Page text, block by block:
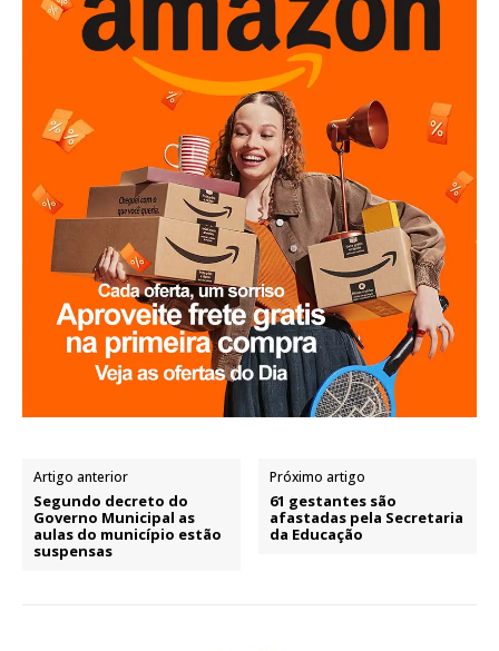
Artigo anterior
Segundo decreto do
Governo Municipal as
aulas do município estão
suspensas
Próximo artigo
61 gestantes são
afastadas pela Secretaria
da Educação